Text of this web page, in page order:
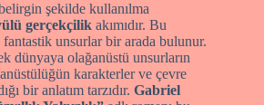
şekilde kullanılma
gerçekçilik akımıdır. Bu
unsurlar bir arada bulunur.
dünyaya olağanüstü unsurların
karakterler ve çevre
bir anlatım tarzıdır. Gabriel